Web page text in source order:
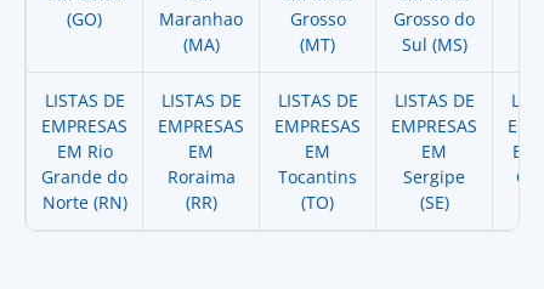
(GO)
Maranhao
(MA)
Grosso
(MT)
Grosso do
Sul (MS)
LISTAS DE
EMPRESAS
EM Rio
Grande do
Norte (RN)
LISTAS DE
EMPRESAS
EM
Roraima
(RR)
LISTAS DE
EMPRESAS
EM
Tocantins
(TO)
LISTAS DE
EMPRESAS
EM
Sergipe
(SE)
EM